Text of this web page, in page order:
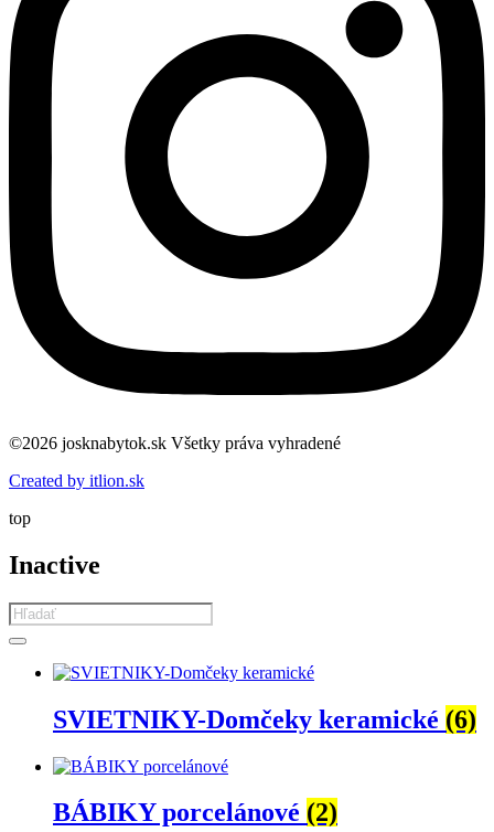
©2026 josknabytok.sk Všetky práva vyhradené
Created by itlion.sk
top
Inactive
Products
search
SVIETNIKY-Domčeky keramické (6)
BÁBIKY porcelánové (2)